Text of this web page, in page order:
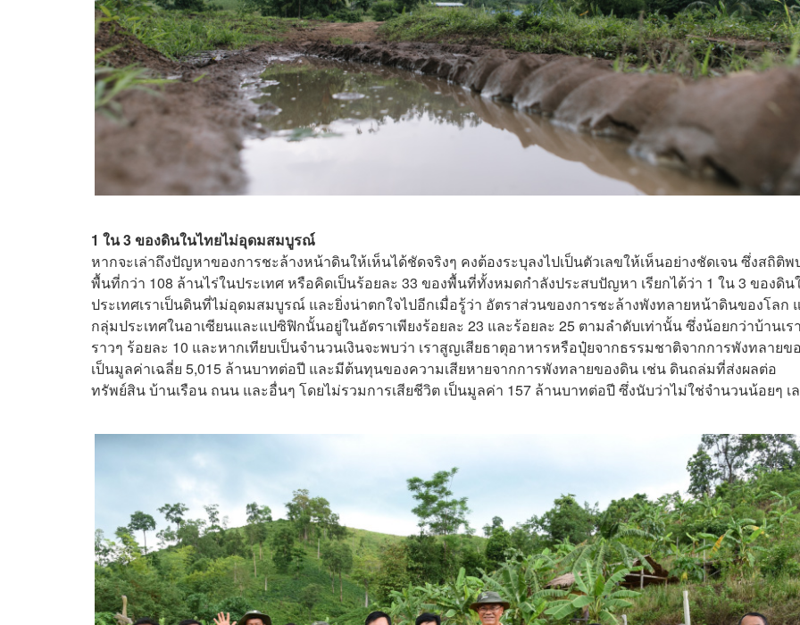
1 ใน 3 ของดินในไทยไม่อุดมสมบูรณ์
หากจะเล่าถึงปัญหาของการชะล้างหน้าดินให้เห็นได้ชัดจริงๆ คงต้องระบุลงไปเป็นตัวเลขให้เห็นอย่างชัดเจน ซึ่งสถิติพ
พื้นที่กว่า 108 ล้านไร่ในประเทศ หรือคิดเป็นร้อยละ 33 ของพื้นที่ทั้งหมดกำลังประสบปัญหา เรียกได้ว่า 1 ใน 3 ของดิน
ประเทศเราเป็นดินที่ไม่อุดมสมบูรณ์ และยิ่งน่าตกใจไปอีกเมื่อรู้ว่า อัตราส่วนของการชะล้างพังทลายหน้าดินของโลก
กลุ่มประเทศในอาเซียนและแปซิฟิกนั้นอยู่ในอัตราเพียงร้อยละ 23 และร้อยละ 25 ตามลำดับเท่านั้น ซึ่งน้อยกว่าบ้านเร
ราวๆ ร้อยละ 10 และหากเทียบเป็นจำนวนเงินจะพบว่า เราสูญเสียธาตุอาหารหรือปุ๋ยจากธรรมชาติจากการพังทลายข
เป็นมูลค่าเฉลี่ย 5,015 ล้านบาทต่อปี และมีต้นทุนของความเสียหายจากการพังทลายของดิน เช่น ดินถล่มที่ส่งผลต่อ
ทรัพย์สิน บ้านเรือน ถนน และอื่นๆ โดยไม่รวมการเสียชีวิต เป็นมูลค่า 157 ล้านบาทต่อปี ซึ่งนับว่าไม่ใช่จำนวนน้อยๆ เ